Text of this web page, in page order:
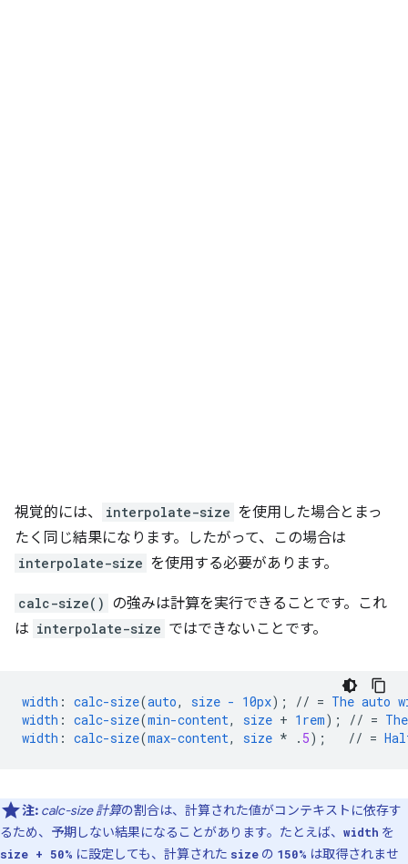
視覚的には、 interpolate-size を使用した場合とまっ
たく同じ結果になります。したがって、この場合は
interpolate-size を使用する必要があります。
calc-size() の強みは計算を実行できることです。これ
は interpolate-size ではできないことです。
width : calc-size(auto, size - 10px); // = The auto
width : calc-size(min-content, size + 1rem); // = The
width : calc-size(max-content, size * . 5); // =
注: calc-size 計算の割合は、計算された値がコンテキストに依存す
るため、予期しない結果になることがあります。たとえば、 width を
size + 50% に設定しても、計算された size の 150% は取得されませ